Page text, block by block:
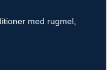
med rugmel,